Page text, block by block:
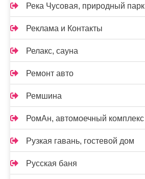
Река Чусовая, природный парк
Реклама и Контакты
Релакс, сауна
Ремонт авто
Ремшина
РомАн, автомоечный комплекс
Рузкая гавань, гостевой дом
Русская баня